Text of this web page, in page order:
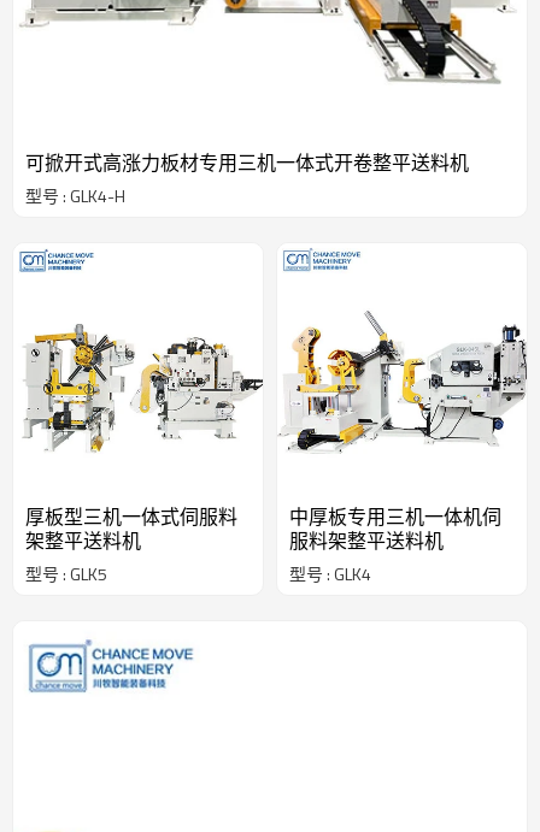
可掀开式高涨力板材专用三机一体式开卷整平送料机
型号 : GLK4-H
厚板型三机一体式伺服料
架整平送料机
型号 : GLK5
中厚板专用三机一体机伺
服料架整平送料机
型号 : GLK4